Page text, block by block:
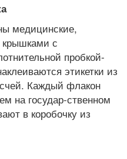
медицинские,
с
пробкой-
этикетки из
Каждый флакон
на государ-ственном
в коробочку из